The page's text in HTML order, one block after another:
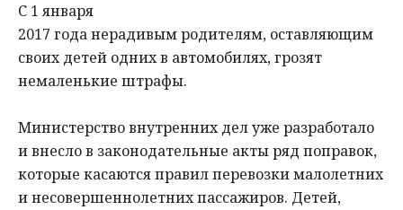
С 1 января
2017 года нерадивым родителям, оставляющим
своих детей одних в автомобилях, грозят
немаленькие штрафы.
Министерство внутренних дел уже разработало
и внесло в законодательные акты ряд поправок,
которые касаются правил перевозки малолетних
и несовершеннолетних пассажиров. Детей,